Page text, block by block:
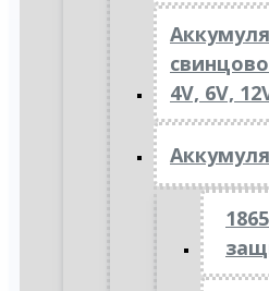
4V, 6V,